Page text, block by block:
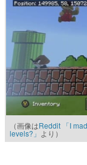
（画像はReddit 「I
levels?」 より）